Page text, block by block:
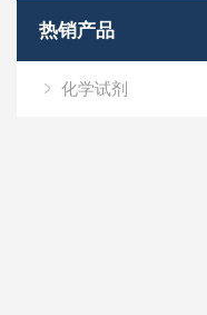
热销产品
化学试剂